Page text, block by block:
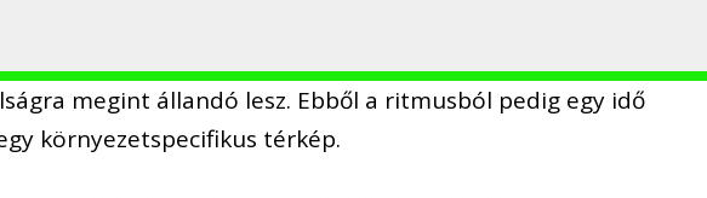
megint állandó lesz. Ebből a ritmusból pedig egy idő
környezetspecifikus térkép.